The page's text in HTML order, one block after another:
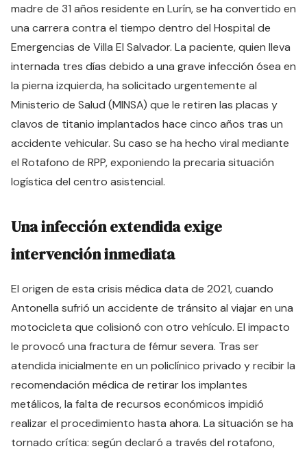
madre de 31 años residente en Lurín, se ha convertido en
una carrera contra el tiempo dentro del Hospital de
Emergencias de Villa El Salvador. La paciente, quien lleva
internada tres días debido a una grave infección ósea en
la pierna izquierda, ha solicitado urgentemente al
Ministerio de Salud (MINSA) que le retiren las placas y
clavos de titanio implantados hace cinco años tras un
accidente vehicular. Su caso se ha hecho viral mediante
el Rotafono de RPP, exponiendo la precaria situación
logística del centro asistencial.
Una infección extendida exige
intervención inmediata
El origen de esta crisis médica data de 2021, cuando
Antonella sufrió un accidente de tránsito al viajar en una
motocicleta que colisionó con otro vehículo. El impacto
le provocó una fractura de fémur severa. Tras ser
atendida inicialmente en un policlínico privado y recibir la
recomendación médica de retirar los implantes
metálicos, la falta de recursos económicos impidió
realizar el procedimiento hasta ahora. La situación se ha
tornado crítica: según declaró a través del rotafono,